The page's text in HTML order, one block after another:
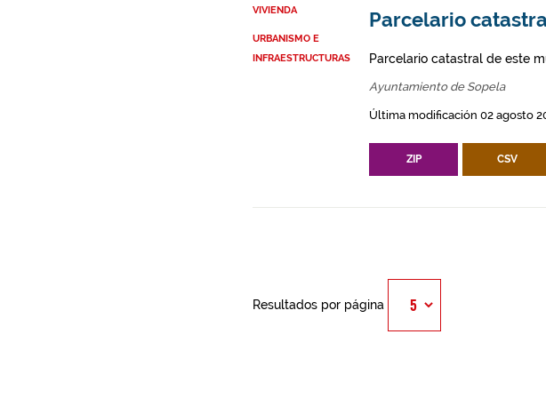
VIVIENDA
URBANISMO E
INFRAESTRUCTURAS
Parcelario
Parcelario catastral de este
Ayuntamiento de Sopela
Última modificación 02 agosto
ZIP CSV
Resultados por página